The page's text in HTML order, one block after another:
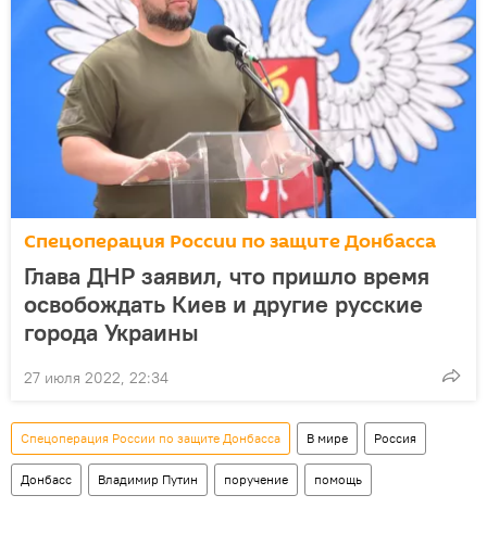
Спецоперация России по защите Донбасса
Глава ДНР заявил, что пришло время
освобождать Киев и другие русские
города Украины
27 июля 2022, 22:34
Спецоперация России по защите Донбасса В мире Россия
Донбасс Владимир Путин поручение помощь